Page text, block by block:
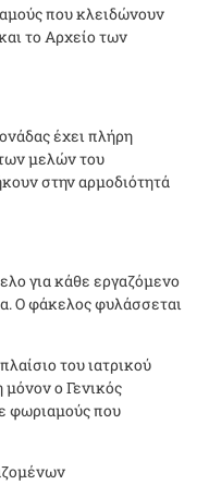
που κλειδώνουν
το Αρχείο των
έχει πλήρη
μελών του
στην αρμοδιότητά
για κάθε εργαζόμενο
Ο φάκελος φυλάσσεται
του ιατρικού
ο Γενικός
φωριαμούς που